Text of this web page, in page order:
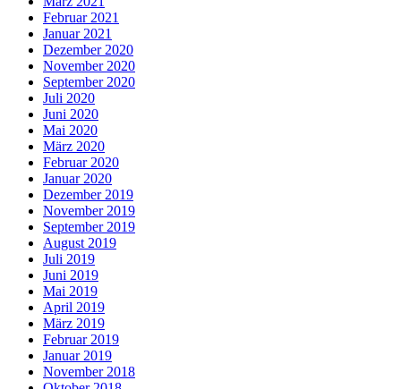
Februar 2021
Januar 2021
Dezember 2020
November 2020
September 2020
Juli 2020
Juni 2020
Mai 2020
März 2020
Februar 2020
Januar 2020
Dezember 2019
November 2019
September 2019
August 2019
Juli 2019
Juni 2019
Mai 2019
April 2019
März 2019
Februar 2019
Januar 2019
November 2018